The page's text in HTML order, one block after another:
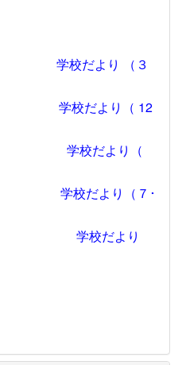
学校だより （３
学校だより（ 12
学校だより（
学校だより（７･
学校だより